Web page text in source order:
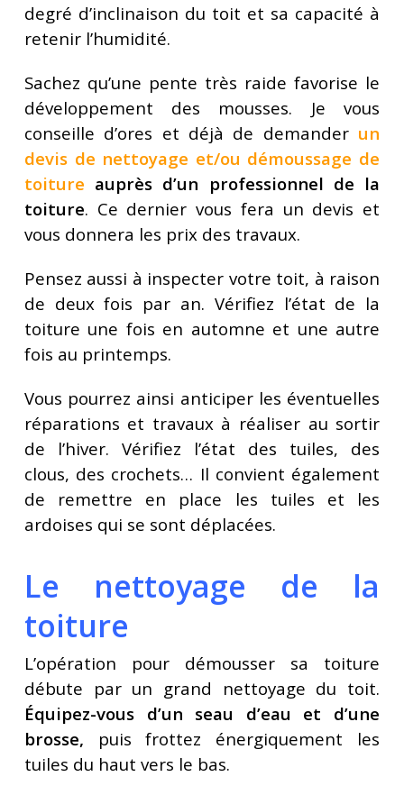
degré d’inclinaison du toit et sa capacité à
retenir l’humidité.
Sachez qu’une pente très raide favorise le
développement des mousses. Je vous
conseille d’ores et déjà de demander un
devis de nettoyage et/ou démoussage de
toiture auprès d’un professionnel de la
toiture. Ce dernier vous fera un devis et
vous donnera les prix des travaux.
Pensez aussi à inspecter votre toit, à raison
de deux fois par an. Vérifiez l’état de la
toiture une fois en automne et une autre
fois au printemps.
Vous pourrez ainsi anticiper les éventuelles
réparations et travaux à réaliser au sortir
de l’hiver. Vérifiez l’état des tuiles, des
clous, des crochets… Il convient également
de remettre en place les tuiles et les
ardoises qui se sont déplacées.
Le nettoyage de la
toiture
L’opération pour démousser sa toiture
débute par un grand nettoyage du toit.
Équipez-vous d’un seau d’eau et d’une
brosse, puis frottez énergiquement les
tuiles du haut vers le bas.